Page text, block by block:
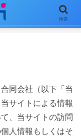
来創りをお手伝い致しま
同会社（以下「当
サイトによる情報
、当サイトの訪問
人情報もしくはそ
検索